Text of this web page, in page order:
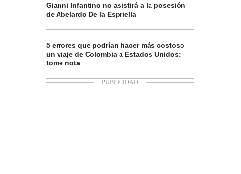
Gianni Infantino no asistirá a la posesión
de Abelardo De la Espriella
5 errores que podrían hacer más costoso
un viaje de Colombia a Estados Unidos:
tome nota